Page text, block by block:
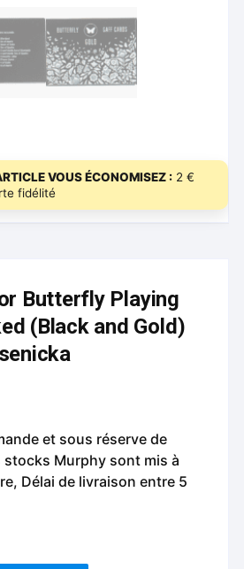
VOUS ÉCONOMISEZ : 2 €
fidélité
Butterfly Playing
(Black and Gold)
et sous réserve de
Murphy sont mis à
Délai de livraison entre 5